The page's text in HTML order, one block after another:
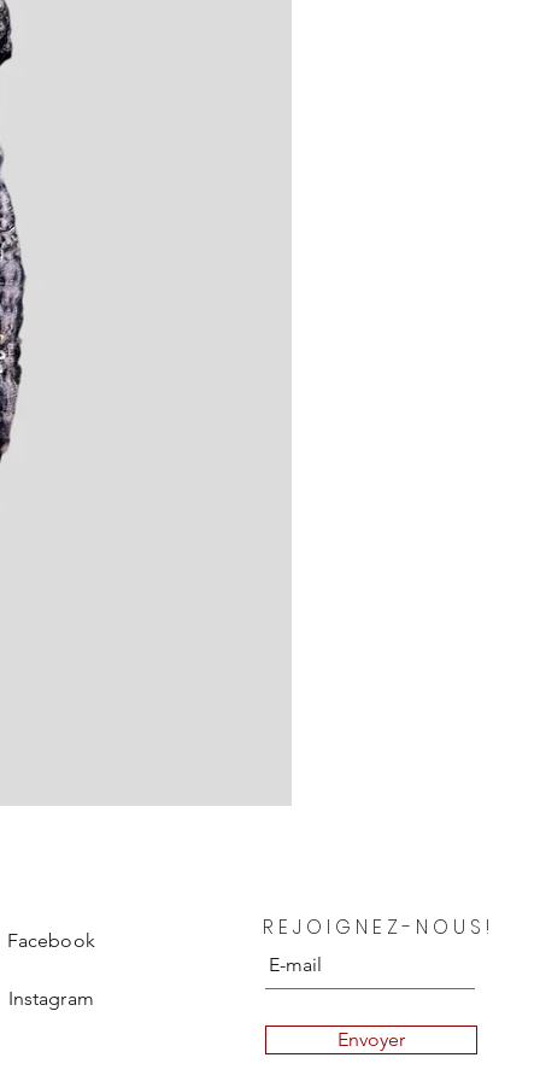
Prix
850,00 €
Facebook
Instagram
REJOIGNEZ-NOUS!
Envoyer